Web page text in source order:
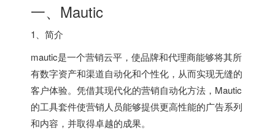
一、Mautic
1、简介
mautic是一个营销云平，使品牌和代理商能够将其所
有数字资产和渠道自动化和个性化，从而实现无缝的
客户体验。凭借其现代化的营销自动化方法，Mautic
的工具套件使营销人员能够提供更高性能的广告系列
和内容，并取得卓越的成果。